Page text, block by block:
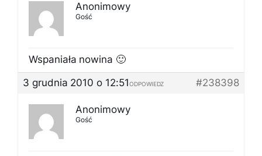
Anonimowy
Gość
Wspaniała nowina 🙂
3 grudnia 2010 o 12:51
#238398
ODPOWIEDZ
Anonimowy
Gość